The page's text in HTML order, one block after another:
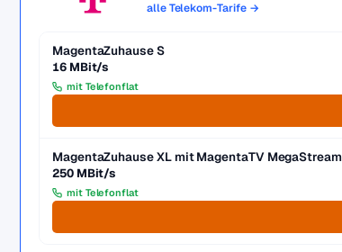
alle Telekom-Tarife →
MagentaZuhause S
16 MBit/s
mit Telefonflat
MagentaZuhause XL mit MagentaTV MegaStream
250 MBit/s
mit Telefonflat